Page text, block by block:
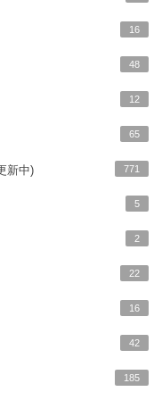
16
48
12
65
新中) 771
5
2
22
16
42
185